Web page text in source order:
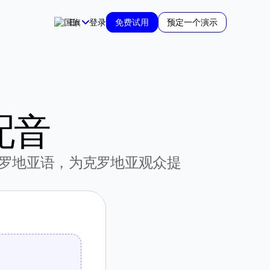
En 登录 免费试用 预定一个演示
音
地亚语，为克罗地亚观众提